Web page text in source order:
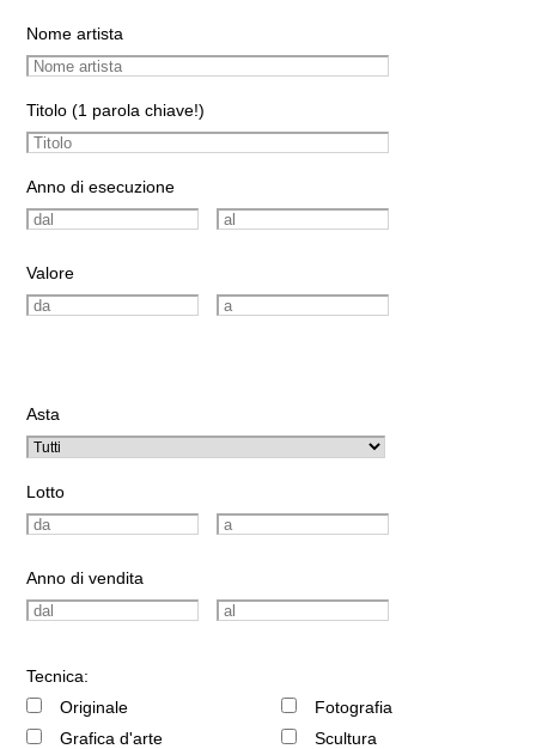
Nome artista
Titolo (1 parola chiave!)
Anno di esecuzione
Valore
Asta
Lotto
Anno di vendita
Tecnica:
Originale
Grafica d'arte
Fotografia
Scultura